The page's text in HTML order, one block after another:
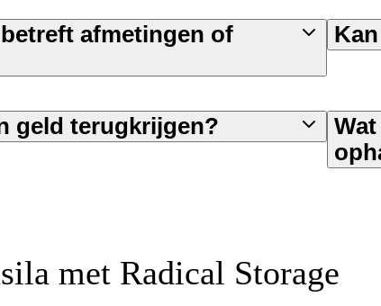
afmetingen of
geld terugkrijgen?
met Radical Storage